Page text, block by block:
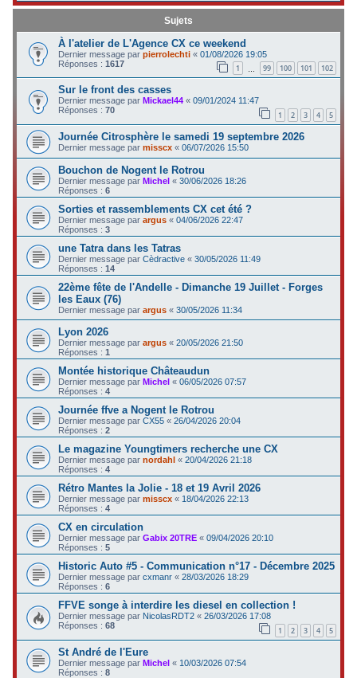
Sujets
À l'atelier de L'Agence CX ce weekend
Dernier message parpierrolechti «01/08/2026 19:05
Réponses :1617 1 99 100 101 102
Sur le front des casses
Dernier message par Mickael44 «09/01/2024 11:47
Réponses :70 1 2 3 4 5
Journée Citrosphère le samedi 19 septembre 2026
Dernier message parmisscx «06/07/2026 15:50
Bouchon de Nogent le Rotrou
Dernier message parMichel «30/06/2026 18:26
Réponses :6
Sorties et rassemblements CX cet été ?
Dernier message parargus «04/06/2026 22:47
Réponses :3
une Tatra dans les Tatras
Dernier message parCèdractive «30/05/2026 11:49
Réponses :14
22ème fête de l'Andelle - Dimanche 19 Juillet - Forges
les Eaux (76)
Dernier message parargus «30/05/2026 11:34
Lyon 2026
Dernier message parargus «20/05/2026 21:50
Réponses :1
Montée historique Châteaudun
Dernier message parMichel «06/05/2026 07:57
Réponses :4
Journée ffve a Nogent le Rotrou
Dernier message parCX55 «26/04/2026 20:04
Réponses :2
Le magazine Youngtimers recherche une CX
Dernier message parnordahl «20/04/2026 21:18
Réponses :4
Rétro Mantes la Jolie - 18 et 19 Avril 2026
Dernier message parmisscx « 18/04/2026 22:13
Réponses :4
CX en circulation
Dernier message parGabix 20TRE «09/04/2026 20:10
Réponses :5
Historic Auto #5 - Communication n°17 - Décembre 2025
Dernier message parcxmanr «28/03/2026 18:29
Réponses :6
FFVE songe à interdire les diesel en collection !
Dernier message par NicolasRDT2 «26/03/2026 17:08
Réponses :68 1 2 3 4 5
St André de l'Eure
Dernier message parMichel « 10/03/2026 07:54
Réponses :8